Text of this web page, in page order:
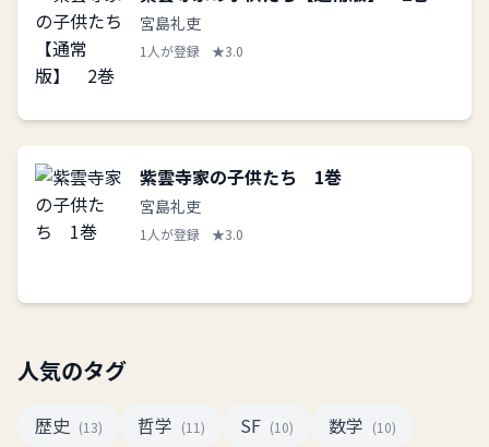
宮島礼吏
1人が登録 ★3.0
紫雲寺家の子供たち 1巻
宮島礼吏
1人が登録 ★3.0
人気のタグ
歴史 (13) 哲学 (11) SF (10) 数学 (10)